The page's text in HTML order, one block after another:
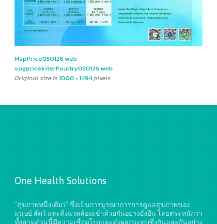
MapPrice050126 web
vpgpriceinterPoultry050126 web
Original size is1000 × 1494pixels
One Health Solutions
"สุขภาพหนึ่งเดียว" ซึ่งเป็นการบูรณาการการดูแลสุขภาพของ
มนุษย์ สัตว์ และสิ่งแวดล้อมเข้าด้วยกันอย่างยั่งยืนโดยตระหนักว่า
ทั้งสามส่วนนี้มีความเชื่อมโยงและส่งผลกระทบซึ่งกันและกันอย่าง